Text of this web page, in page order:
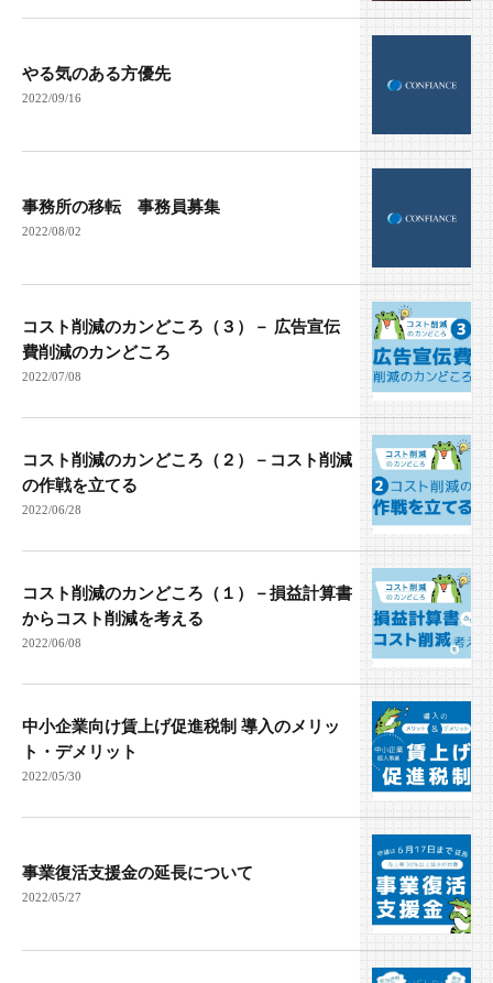
やる気のある方優先
2022/09/16
事務所の移転 事務員募集
2022/08/02
コスト削減のカンどころ（３）－ 広告宣伝
費削減のカンどころ
2022/07/08
コスト削減のカンどころ（２）－コスト削減
の作戦を立てる
2022/06/28
コスト削減のカンどころ（１）－損益計算書
からコスト削減を考える
2022/06/08
中小企業向け賃上げ促進税制 導入のメリッ
ト・デメリット
2022/05/30
事業復活支援金の延長について
2022/05/27